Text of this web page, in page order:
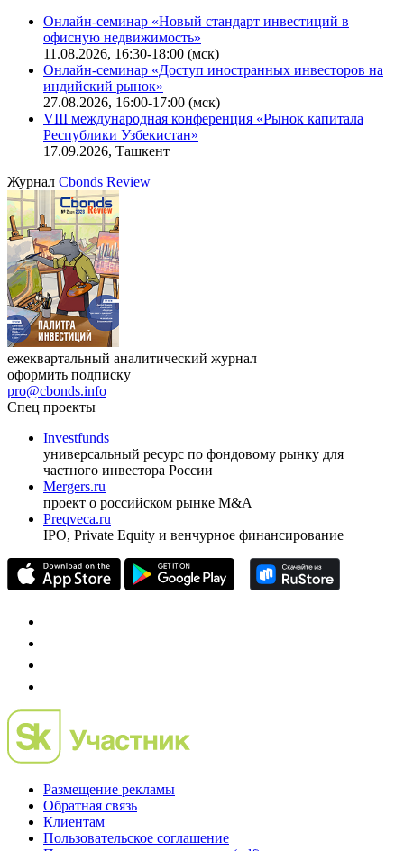
Онлайн-семинар «Новый стандарт инвестиций в
офисную недвижимость»
11.08.2026, 16:30-18:00 (мск)
Онлайн-семинар «Доступ иностранных инвесторов на
индийский рынок»
27.08.2026, 16:00-17:00 (мск)
VIII международная конференция «Рынок капитала
Республики Узбекистан»
17.09.2026, Ташкент
Журнал Cbonds Review
ежеквартальный аналитический журнал
оформить подписку
pro@cbonds.info
Спец проекты
Investfunds
универсальный ресурс по фондовому рынку для
частного инвестора России
Mergers.ru
проект о российском рынке M&A
Preqveca.ru
IPO, Private Equity и венчурное финансирование
Размещение рекламы
Обратная связь
Клиентам
Пользовательское соглашение